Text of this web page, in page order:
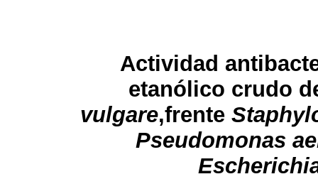
Actividad
etanólico crudo
vulgare,frente
Pseudomonas